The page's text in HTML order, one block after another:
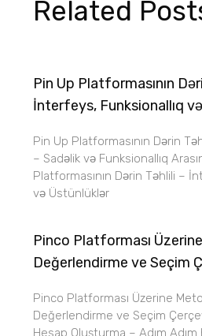
Related
Pin Up Platformasının
İnterfeys, Funksionallıq
Pin Up Platformasının Dərin
– Sadəlik və Funksionallıq
Platformasının Dərin Təhlili –
və Üstünlüklər
Pinco Platforması
Değerlendirme ve Seçim
Pinco Platforması Üzerine
Değerlendirme ve Seçim
Hesap Oluşturma – Adım Adım